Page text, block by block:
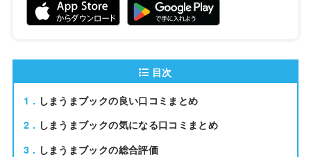
目次
1
しまうまブックの良い口コミまとめ
2
しまうまブックの気になる口コミまとめ
3
しまうまブックの総合評価